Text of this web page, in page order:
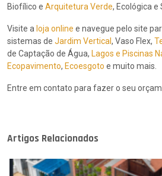
Biofílico e Arquitetura Verde, Ecológica e
Visite a loja online e navegue pelo site
sistemas de Jardim Vertical, Vaso Flex,
de Captação de Água, Lagos e Piscinas
Ecopavimento, Ecoesgoto e muito mais.
Entre em contato para fazer o seu
Artigos Relacionados